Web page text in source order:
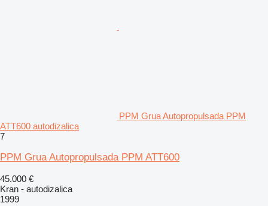
PPM Grua Autopropulsada PPM
ATT600 autodizalica
7
PPM Grua Autopropulsada PPM ATT600
45.000 €
Kran - autodizalica
1999